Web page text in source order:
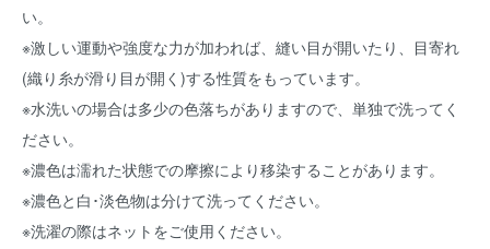
い。
※激しい運動や強度な力が加われば、縫い目が開いたり、目寄れ
(織り糸が滑り目が開く)する性質をもっています。
※水洗いの場合は多少の色落ちがありますので、単独で洗ってく
ださい。
※濃色は濡れた状態での摩擦により移染することがあります。
※濃色と白･淡色物は分けて洗ってください。
※洗濯の際はネットをご使用ください。